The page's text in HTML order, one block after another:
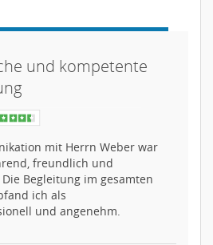
und kompetente
mit Herrn Weber war
freundlich und
Begleitung im gesamten
ich als
und angenehm.